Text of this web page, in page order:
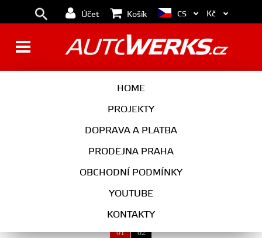
Účet Košík
HOME
PROJEKTY
DOPRAVA A PLATBA
PRODEJNA PRAHA
OBCHODNÍ PODMÍNKY
YOUTUBE
KONTAKTY
CS Kč
MOTOR
01 02